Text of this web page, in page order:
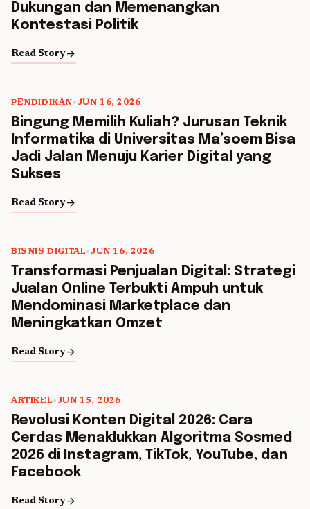
Dukungan dan Memenangkan
Kontestasi Politik
Read Storyarrow_forward
PENDIDIKAN• JUN 16, 2026
Bingung Memilih Kuliah? Jurusan Teknik
Informatika di Universitas Ma’soem Bisa
Jadi Jalan Menuju Karier Digital yang
Sukses
Read Storyarrow_forward
BISNIS DIGITAL• JUN 16, 2026
Transformasi Penjualan Digital: Strategi
Jualan Online Terbukti Ampuh untuk
Mendominasi Marketplace dan
Meningkatkan Omzet
Read Storyarrow_forward
ARTIKEL• JUN 15, 2026
Revolusi Konten Digital 2026: Cara
Cerdas Menaklukkan Algoritma Sosmed
2026 di Instagram, TikTok, YouTube, dan
Facebook
Read Storyarrow_forward